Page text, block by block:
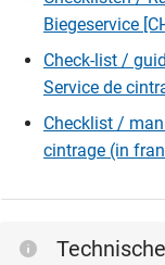
Biegeservice
Check-list /
Service de
Checklist /
cintrage (in